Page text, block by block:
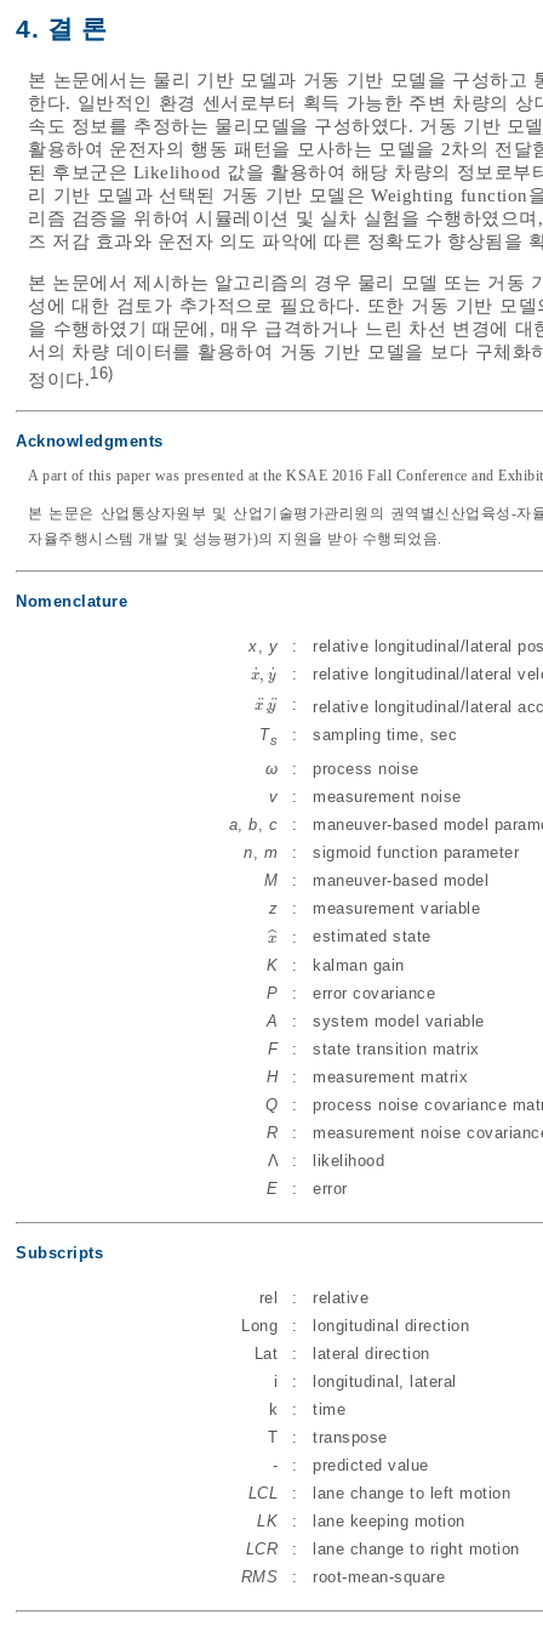
4. 결 론
본 논문에서는 물리 기반 모델과 거동 기반 모델을 구성하고
한다. 일반적인 환경 센서로부터 획득 가능한 주변 차량의
속도 정보를 추정하는 물리모델을 구성하였다. 거동 기반 모
활용하여 운전자의 행동 패턴을 모사하는 모델을 2차의 전
된 후보군은 Likelihood 값을 활용하여 해당 차량의 정보로
리 기반 모델과 선택된 거동 기반 모델은 Weighting function
리즘 검증을 위하여 시뮬레이션 및 실차 실험을 수행하였으
즈 저감 효과와 운전자 의도 파악에 따른 정확도가 향상됨을
본 논문에서 제시하는 알고리즘의 경우 물리 모델 또는 거동
성에 대한 검토가 추가적으로 필요하다. 또한 거동 기반 모
을 수행하였기 때문에, 매우 급격하거나 느린 차선 변경에
서의 차량 데이터를 활용하여 거동 기반 모델을 보다 구체
정이다.16)
Acknowledgments
A part of this paper was presented at the KSAE 2016 Fall Conference and
본 논문은 산업통상자원부 및 산업기술평가관리원의 권역별신산업육성-자
자율주행시스템 개발 및 성능평가)의 지원을 받아 수행되었음.
Nomenclature
x, y : relative longitudinal/lateral
x
˙, y
˙
x˙ ,y : relative longitudinal/lateral
x ,
¨ y
¨
x ,¨y :
relative longitudinal/lateral
Ts :
sampling time, sec
ω
:
process noise
v
:
measurement noise
a, b, c :
maneuver-based model
n, m :
sigmoid function parameter
M
:
maneuver-based model
z
: measurement variable
x
ˆ
x :
estimated state
K
:
kalman gain
P
:
error covariance
A
:
system model variable
F
:
state transition matrix
H
:
measurement matrix
Q
:
process noise covariance
R
:
measurement noise
Λ
:
likelihood
E
: error
Subscripts
rel :
relative
Long
:
longitudinal direction
Lat
:
lateral direction
i
:
longitudinal, lateral
k
:
time
T
:
transpose
-
:
predicted value
LCL
:
lane change to left motion
LK
:
lane keeping motion
LCR
:
lane change to right motion
RMS
: root-mean-square